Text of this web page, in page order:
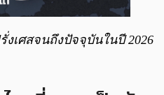
เศสจนถึงปัจจุบันในปี 2026